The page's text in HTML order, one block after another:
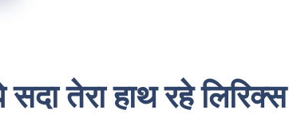
तेरा हाथ रहे लिरिक्स